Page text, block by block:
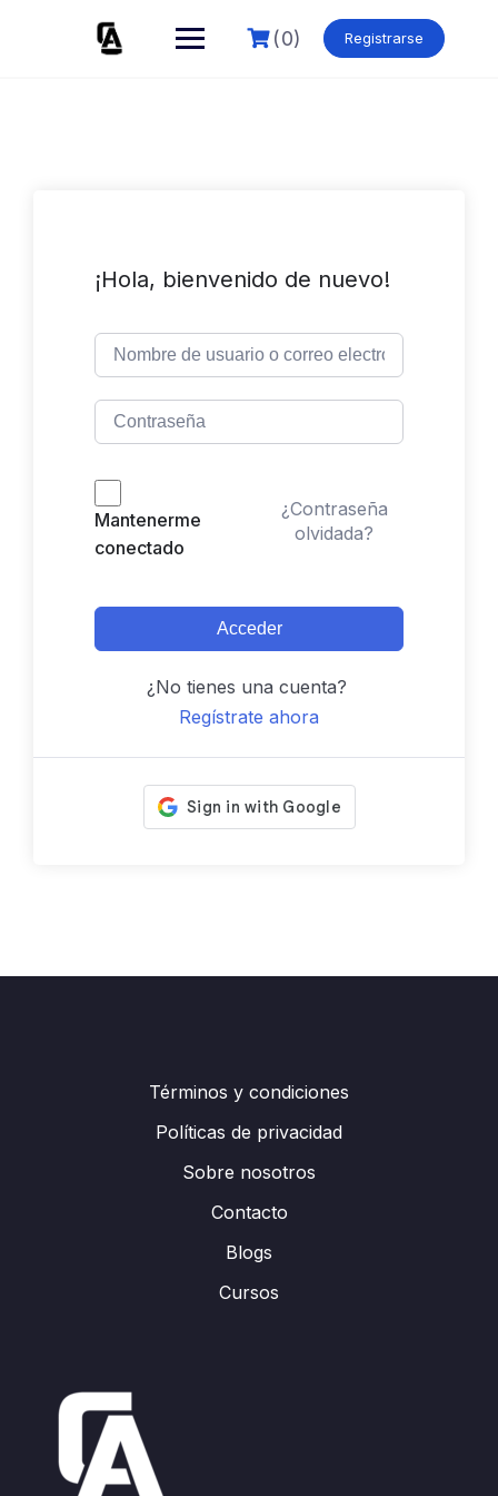
(0) Registrarse
¡Hola, bienvenido de nuevo!
Mantenerme
conectado
¿Contraseña
olvidada?
Acceder
¿No tienes una cuenta?
Regístrate ahora
Términos y condiciones
Políticas de privacidad
Sobre nosotros
Contacto
Blogs
Cursos